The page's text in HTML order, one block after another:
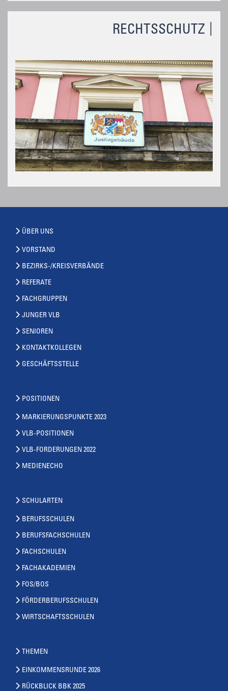
RECHTSSCHUTZ
ÜBER UNS
VORSTAND
BEZIRKS-/KREISVERBÄNDE
REFERATE
FACHGRUPPEN
JUNGER VLB
SENIOREN
KONTAKTKOLLEGEN
GESCHÄFTSSTELLE
POSITIONEN
MARKIERUNGSPUNKTE 2023
VLB-POSITIONEN
VLB-FORDERUNGEN 2022
MEDIENECHO
SCHULARTEN
BERUFSSCHULEN
BERUFSFACHSCHULEN
FACHSCHULEN
FACHAKADEMIEN
FOS/BOS
FÖRDERBERUFSSCHULEN
WIRTSCHAFTSSCHULEN
THEMEN
EINKOMMENSRUNDE 2026
RÜCKBLICK BBK 2025